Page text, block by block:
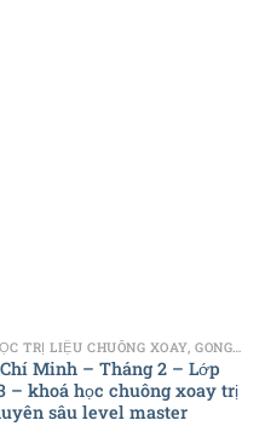
KHÓA HỌC TRỊ LIỆU CHUÔNG XOAY, GONG - CHIA SẺ
Chí Minh – Tháng 2 – Lớp
– khoá học chuông xoay trị
sâu level master